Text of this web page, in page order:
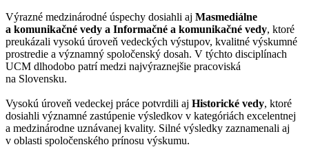
Výrazné medzinárodné úspechy dosiahli aj Masmediálne
a komunikačné vedy a Informačné a komunikačné vedy, ktoré
preukázali vysokú úroveň vedeckých výstupov, kvalitné výskumné
prostredie a významný spoločenský dosah. V týchto disciplínach
UCM dlhodobo patrí medzi najvýraznejšie pracoviská
na Slovensku.
Vysokú úroveň vedeckej práce potvrdili aj Historické vedy, ktoré
dosiahli významné zastúpenie výsledkov v kategóriách excelentnej
a medzinárodne uznávanej kvality. Silné výsledky zaznamenali aj
v oblasti spoločenského prínosu výskumu.